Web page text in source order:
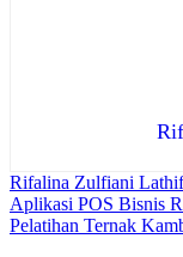
Rifalina Zulfiani
Navigasi
pos
Aplikasi POS Bisnis
Pelatihan Ternak